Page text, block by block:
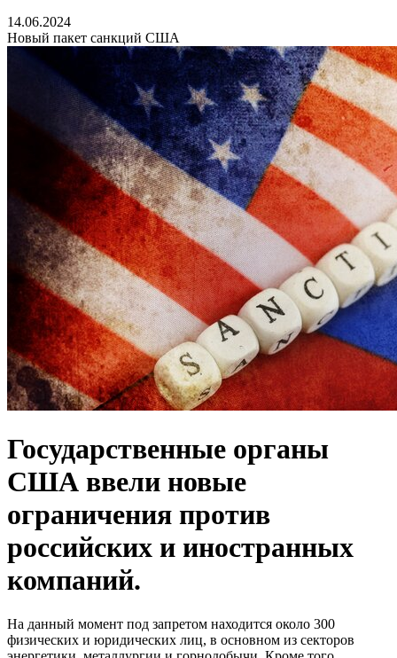
14.06.2024
Новый пакет санкций США
Государственные органы
США ввели новые
ограничения против
российских и иностранных
компаний.
На данный момент под запретом находится около 300
физических и юридических лиц, в основном из секторов